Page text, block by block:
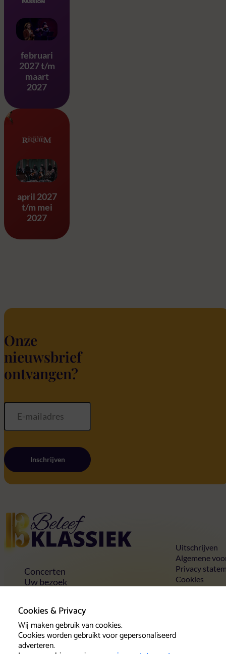
Cookies & Privacy
Wij maken gebruik van cookies.
Cookies worden gebruikt voor gepersonaliseerd
adverteren.
Matthäus Passion – J.S.
februari
2027 t/m
maart
2027
Requiem & Eine Kleine
april 2027
t/m mei
2027
Onze
nieuwsbrief
ontvangen?
Inschrijven
Concerten
Uw bezoek
Vrienden & voordelen
Contact
Uitschrijven
Algemene
Privacy
Cookies